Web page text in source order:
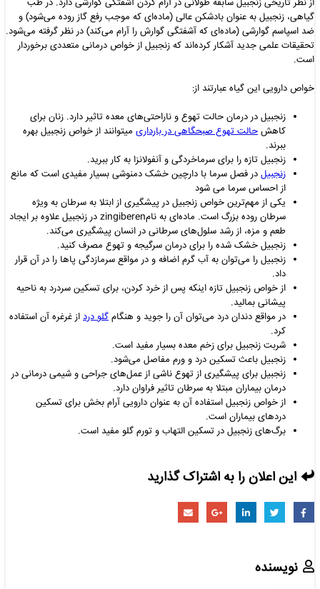
گیاهی، زنجبیل به عنوان بادشکن عالی (ماده‌ای که موجب رفع گاز روده می‌شود) و
ضد اسپاسم گوارشی (ماده‌ای که آشفتگی گوارش را آرام می‌کند) در نظر گرفته می‌شود.
تحقیقات علمی جدید آشکار کرده‌اند که زنجبیل از خواص درمانی متعددی برخوردار
است.
خواص دارویی این گیاه عبارتند از:
زنجبیل در درمان حالت تهوع و ناراحتیهای معده تاثیر دارد. زنان برای
کاهش حالت تهوع صبحگاهی‌ در بارداری میتوانند از خواص زنجبیل بهره
ببرند.
زنجبیل تازه را برای سرماخردگی و آنفولانزا به کار ببرید.
زنجبیل در فصل سرما با دارچین خشک دمنوشی بسیار مفیدی است که مانع
از احساس سرما می شود
یکی از مهمترین خواص زنجبیل در پیشگیری از ابتلا به سرطان به ویژه
سرطان روده بزرگ است. مادهای به نامzingiberen در زنجبیل علاوه بر ایجاد
طعم و مزه، از رشد سلولهای سرطانی در انسان پیشگیری میکند.
زنجبیل خشک شده را برای درمان سرگیجه و تهوع مصرف کنید.
زنجبیل را میتوان به آب گرم اضافه و در مواقع سرمازدگی پاها را در آن قرار
داد.
از خواص زنجبیل تازه اینکه پس از خرد کردن، برای تسکین سردرد به ناحیه
پیشانی بمالید.
در مواقع دندان درد میتوان آن را جوید و هنگام گلو درد از غرغره آن استفاده
کرد.
شربت زنجبیل برای زخم معده بسیار مفید است.
زنجبیل باعث تسکین درد و ورم مفاصل میشود.
زنجبیل برای پیشگیری از تهوع ناشی از عملهای جراحی و شیمی درمانی در
درمان بیماران مبتلا به سرطان تاثیر فراوان دارد.
از خواص زنجبیل استفاده آن به عنوان دارویی آرام بخش برای تسکین
دردهای بیماران است.
برگهای زنجبیل در تسکین التهاب و تورم گلو مفید است.
این اعلان را به اشتراک گذارید
نویسنده